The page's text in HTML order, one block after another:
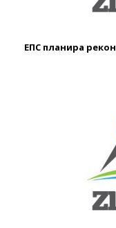
ЕПС планира